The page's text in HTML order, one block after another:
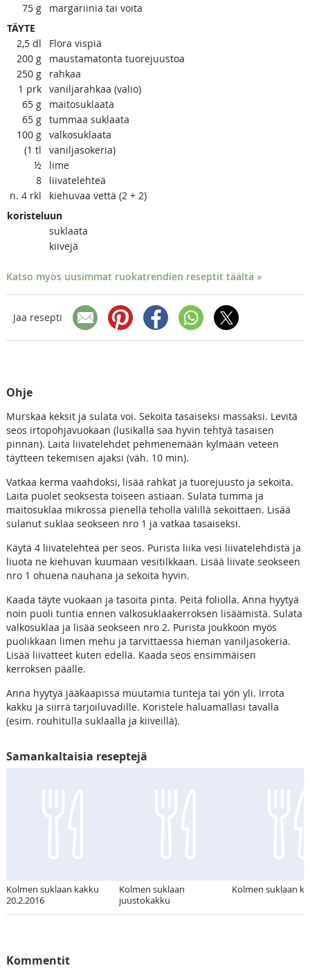
75 g
margariinia tai voita
TÄYTE
2,5 dl
Flora vispiä
200 g
maustamatonta tuorejuustoa
250 g
rahkaa
1 prk vaniljarahkaa (valio)
65 g
maitosuklaata
65 g tummaa suklaata
100 g valkosuklaata
(1 tl
vaniljasokeria)
½
lime
8
liivatelehteä
n. 4 rkl
kiehuvaa vettä (2 + 2)
koristeluun
suklaata
kiivejä
Katso myös uusimmat ruokatrendien reseptit täältä »
Jaa resepti
Ohje
Murskaa keksit ja sulata voi. Sekoita tasaiseksi massaksi. Levitä
seos irtopohjavuokaan (lusikalla saa hyvin tehtyä tasaisen
pinnan). Laita liivatelehdet pehmenemään kylmään veteen
täytteen tekemisen ajaksi (väh. 10 min).
Vatkaa kerma vaahdoksi, lisää rahkat ja tuorejuusto ja sekoita.
Laita puolet seoksesta toiseen astiaan. Sulata tumma ja
maitosuklaa mikrossa pienellä teholla välillä sekoittaen. Lisää
sulanut suklaa seokseen nro 1 ja vatkaa tasaiseksi.
Käytä 4 liivatelehteä per seos. Purista liika vesi liivatelehdistä ja
liuota ne kiehuvan kuumaan vesitilkkaan. Lisää liivate seokseen
nro 1 ohuena nauhana ja sekoita hyvin.
Kaada täyte vuokaan ja tasoita pinta. Peitä foliolla. Anna hyytyä
noin puoli tuntia ennen valkosuklaakerroksen lisäämistä. Sulata
valkosuklaa ja lisää seokseen nro 2. Purista joukkoon myös
puolikkaan limen mehu ja tarvittaessa hieman vaniljasokeria.
Lisää liivatteet kuten edellä. Kaada seos ensimmäisen
kerroksen päälle.
Anna hyytyä jääkaapissa muutamia tunteja tai yön yli. Irrota
kakku ja siirrä tarjoiluvadille. Koristele haluamallasi tavalla
(esim. rouhitulla suklaalla ja kiiveillä).
Samankaltaisia reseptejä
Kolmen suklaan kakku
20.2.2016
Kolmen suklaan
juustokakku
Kolmen suklaan
Kommentit